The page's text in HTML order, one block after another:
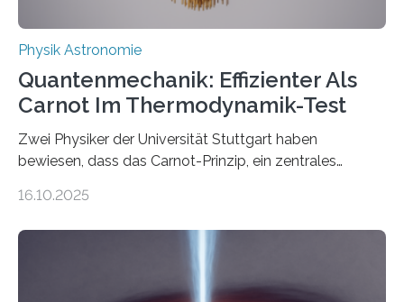
Physik Astronomie
Quantenmechanik: Effizienter Als
Carnot Im Thermodynamik-Test
Zwei Physiker der Universität Stuttgart haben
bewiesen, dass das Carnot-Prinzip, ein zentrales
Größenordnung von Atomen gilt, deren physikalische
Quantenmotoren voranbringen. Das
16.10.2025